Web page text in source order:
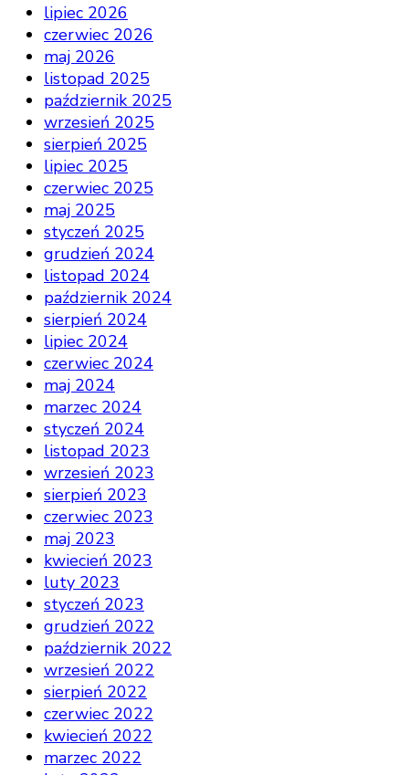
lipiec 2026
czerwiec 2026
maj 2026
listopad 2025
październik 2025
wrzesień 2025
sierpień 2025
lipiec 2025
czerwiec 2025
maj 2025
styczeń 2025
grudzień 2024
listopad 2024
październik 2024
sierpień 2024
lipiec 2024
czerwiec 2024
maj 2024
marzec 2024
styczeń 2024
listopad 2023
wrzesień 2023
sierpień 2023
czerwiec 2023
maj 2023
kwiecień 2023
luty 2023
styczeń 2023
grudzień 2022
październik 2022
wrzesień 2022
sierpień 2022
czerwiec 2022
kwiecień 2022
marzec 2022